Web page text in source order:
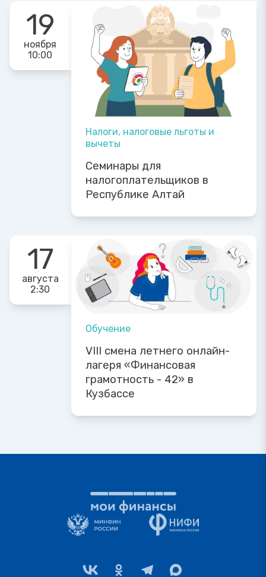
19
ноября
10:00
Налоги, налоговые льготы и
вычеты
Семинары для
налогоплательщиков в
Республике Алтай
17
августа
2:30
Обучение
VIII смена летнего онлайн-
лагеря «Финансовая
грамотность - 42» в
Кузбассе